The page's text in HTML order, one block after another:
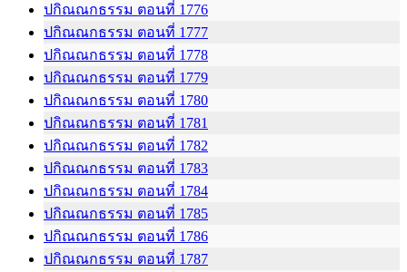
ปกิณณกธรรม ตอนที่ 1776
ปกิณณกธรรม ตอนที่ 1777
ปกิณณกธรรม ตอนที่ 1778
ปกิณณกธรรม ตอนที่ 1779
ปกิณณกธรรม ตอนที่ 1780
ปกิณณกธรรม ตอนที่ 1781
ปกิณณกธรรม ตอนที่ 1782
ปกิณณกธรรม ตอนที่ 1783
ปกิณณกธรรม ตอนที่ 1784
ปกิณณกธรรม ตอนที่ 1785
ปกิณณกธรรม ตอนที่ 1786
ปกิณณกธรรม ตอนที่ 1787